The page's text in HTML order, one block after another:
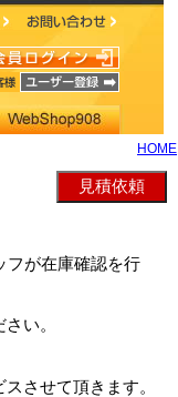
HOME
フが在庫確認を行
い。
させて頂きます。